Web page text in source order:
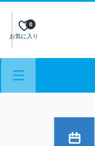
お気に入り
0